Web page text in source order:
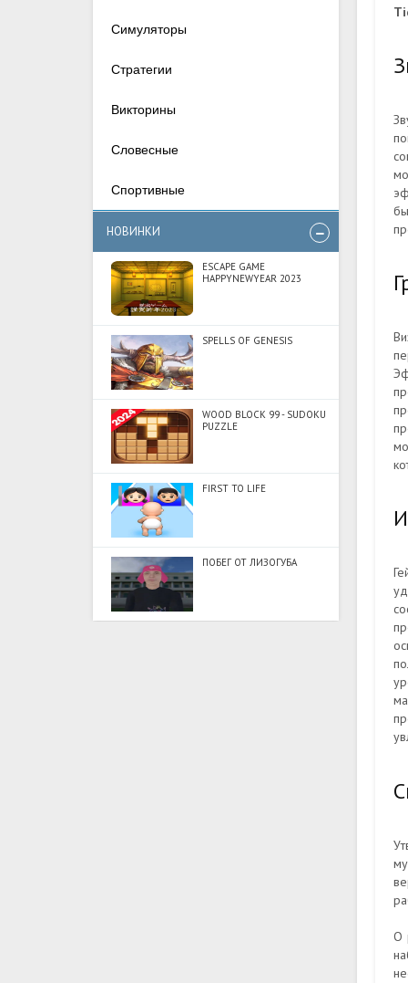
Симуляторы
Стратегии
Викторины
Словесные
Спортивные
НОВИНКИ
ESCAPE GAME
HAPPYNEWYEAR 2023
SPELLS OF GENESIS
WOOD BLOCK 99 - SUDOKU
PUZZLE
FIRST TO LIFE
ПОБЕГ ОТ ЛИЗОГУБА
О